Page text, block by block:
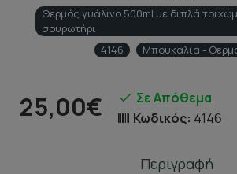
Θερμός γυάλινο 500ml με διπλά
σουρωτήρι
4146
Μπουκάλια -
25,00€
Σε Απόθεμα
Κωδικός: 4146
Περιγραφή